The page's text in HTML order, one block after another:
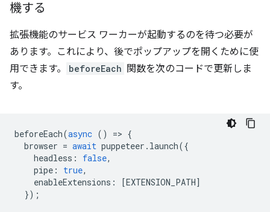
機する
拡張機能のサービス ワーカーが起動するのを待つ必要が
あります。これにより、後でポップアップを開くために使
用できます。
beforeEach 関数を次のコードで更新しま
す。
beforeEach(async () => {
browser = await puppeteer . launch({
headless : false,
pipe : true,
enableExtensions : [EXTENSION_PATH]
});